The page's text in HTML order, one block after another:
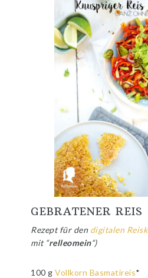
GEBRATENER REIS
Rezept für den digitalen
mit “relleomein“)
100 gVollkorn Basmatireis*